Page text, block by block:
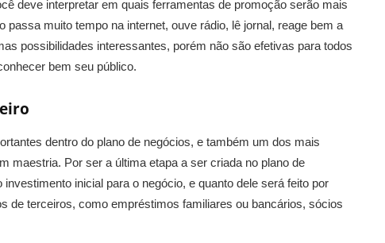
deve interpretar em quais ferramentas de promoção serão mais
passa muito tempo na internet, ouve rádio, lê jornal, reage bem a
possibilidades interessantes, porém não são efetivas para todos
bem seu público.
dentro do plano de negócios, e também um dos mais
maestria. Por ser a última etapa a ser criada no plano de
inicial para o negócio, e quanto dele será feito por
de terceiros, como empréstimos familiares ou bancários, sócios